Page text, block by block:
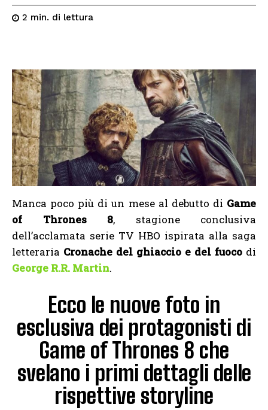
2 min. di lettura
Manca poco più di un mese al debutto di Game
of Thrones 8, stagione conclusiva
dell’acclamata serie TV HBO ispirata alla saga
letteraria Cronache del ghiaccio e del fuoco di
George R.R. Martin.
Ecco le nuove foto in
esclusiva dei protagonisti di
Game of Thrones 8 che
svelano i primi dettagli delle
rispettive storyline